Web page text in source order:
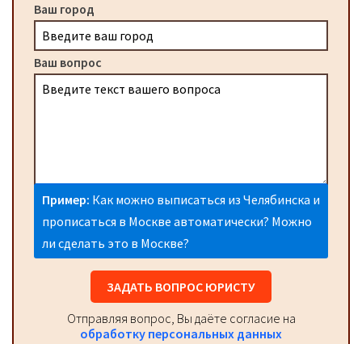
Ваш город
Ваш вопрос
Пример: Как можно выписаться из Челябинска и
прописаться в Москве автоматически? Можно
ли сделать это в Москве?
ЗАДАТЬ ВОПРОС ЮРИСТУ
Отправляя вопрос, Вы даёте согласие на
обработку персональных данных